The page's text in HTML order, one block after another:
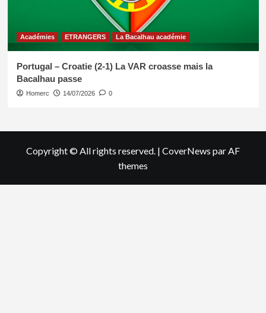
Académies ETRANGERS La Bacalhau académie
Portugal – Croatie (2-1) La VAR croasse mais la
Bacalhau passe
Homerc 14/07/2026 0
Copyright © All rights reserved. | CoverNews par AF
themes